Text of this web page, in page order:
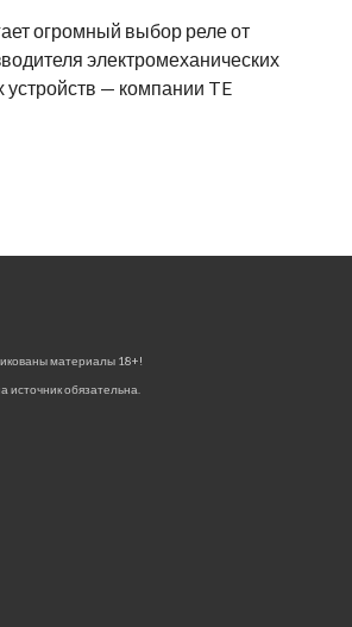
огромный выбор реле от
электромеханических
— компании TE
материалы 18+!
источник обязательна.